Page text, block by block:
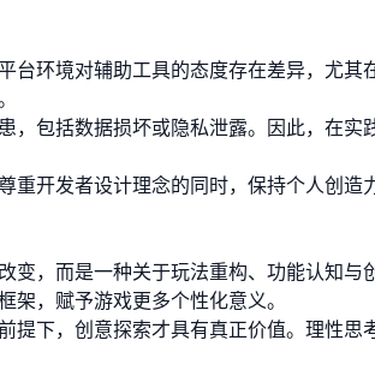
台环境对辅助工具的态度存在差异，尤其
，包括数据损坏或隐私泄露。因此，在实
开发者设计理念的同时，保持个人创造力
变，而是一种关于玩法重构、功能认知与
，赋予游戏更多个性化意义。
提下，创意探索才具有真正价值。理性思